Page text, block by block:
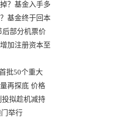
？基金入手多
基金终于回本
后部分机票价
加注册资本至
批50个重大
再探底 价格
拟趁机减持
举行